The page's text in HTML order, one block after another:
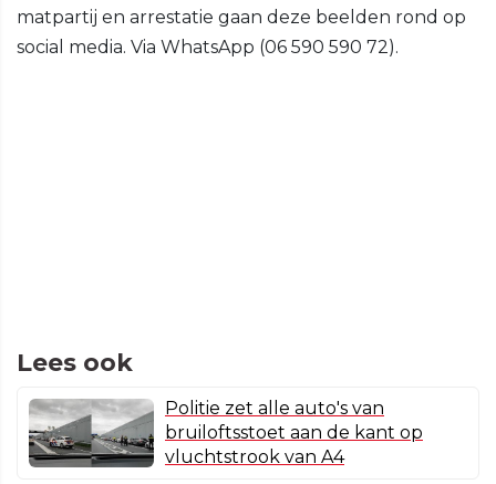
matpartij en arrestatie gaan deze beelden rond op
social media. Via WhatsApp (06 590 590 72).
Lees ook
Politie zet alle auto's van
bruiloftsstoet aan de kant op
vluchtstrook van A4